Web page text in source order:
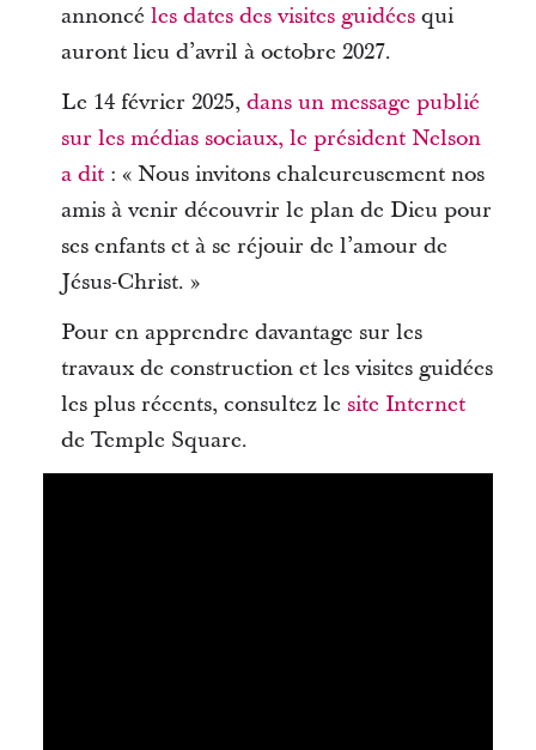
annoncé les dates des visites guidées qui
auront lieu d’avril à octobre 2027.
Le 14 février 2025, dans un message publié
sur les médias sociaux, le président Nelson
a dit: « Nous invitons chaleureusement nos
amis à venir découvrir le plan de Dieu pour
ses enfants et à se réjouir de l’amour de
Jésus-Christ. »
Pour en apprendre davantage sur les
travaux de construction et les visites guidées
les plus récents, consultez le site Internet
de Temple Square.